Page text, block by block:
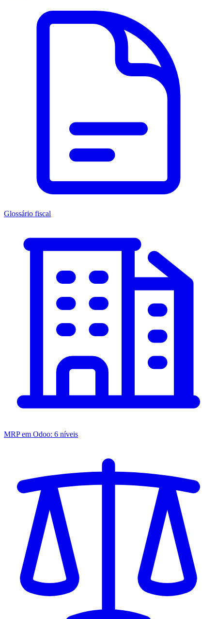
Glossário fiscal
MRP em Odoo: 6 níveis